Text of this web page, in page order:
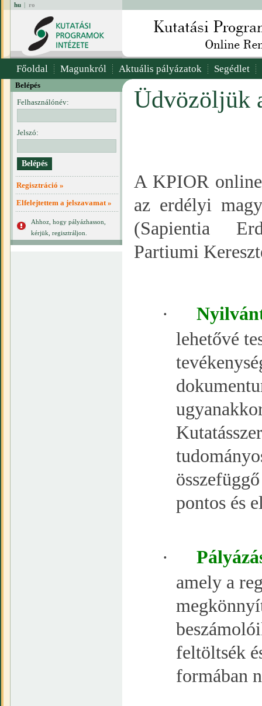
hu | ro
Főoldal Magunkról Aktuális pályázatok Segédlet
Belépés
Felhasználónév:
Jelszó:
Regisztráció »
Elfelejtettem a jelszavamat »
Ahhoz, hogy pályázhasson,
kérjük, regisztráljon.
Üdvözöljük
A KPIOR
az erdélyi
(Sapientia
Partiumi
·
lehetővé
pontos és
·
amely a
feltöltsék
formában